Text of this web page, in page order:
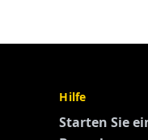
Hilfe
Starten Sie